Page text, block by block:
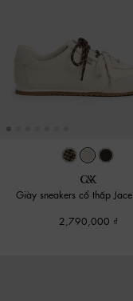
Giày sneakers cổ thấp Jace
2,790,000